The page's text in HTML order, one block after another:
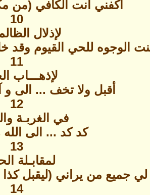
اكفني انت الكافي (من
10
لإذلال
الوجوه للحي القيوم
11
لإذهـــاب
أقبل ولا تخف ... الى
12
في الغربـة
كد كد ... الى
13
لمقابـلة
لي جميع من يراني (ليقبل
14